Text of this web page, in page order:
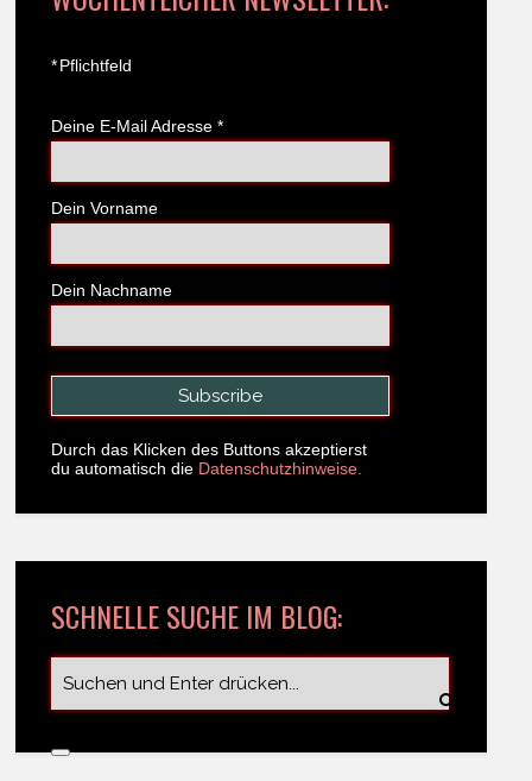
*Pflichtfeld
Deine E-Mail Adresse *
Dein Vorname
Dein Nachname
Durch das Klicken des Buttons akzeptierst
du automatisch die Datenschutzhinweise.
SCHNELLE SUCHE IM BLOG: